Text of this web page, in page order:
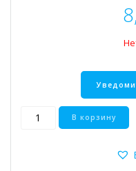
Количество
товара
В корзину